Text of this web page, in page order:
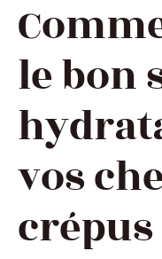
le bon
vos
crépus